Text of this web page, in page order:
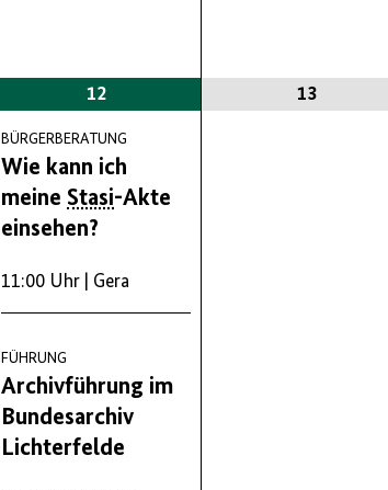
12
BÜRGERBERATUNG
Wie kann ich
meine Stasi-Akte
einsehen?
11:00 Uhr | Gera
FÜHRUNG
Archivführung im
Bundesarchiv
Lichterfelde
13